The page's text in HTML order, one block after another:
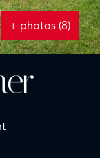
+ photos (8)